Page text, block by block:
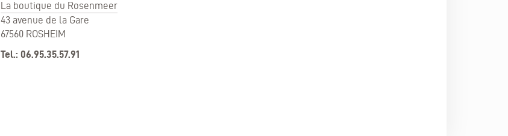
La boutique du Rosenmeer
43 avenue de la Gare
67560 ROSHEIM
Tel.: 06.95.35.57.91